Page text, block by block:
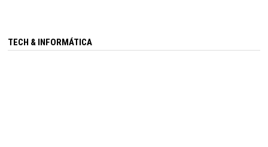
TECH & INFORMÁTICA